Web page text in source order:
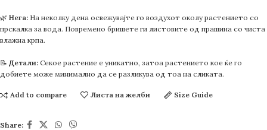
🌿 Нега: На неколку дена освежувајте го воздухот околу растението со
прскалка за вода. Повремено бришете ги листовите од прашина со чиста
влажна крпа.
📝 Детали: Секое растение е уникатно, затоа растението кое ќе го
добиете може минимално да се разликува од тоа на сликата.
Add to compare Листа на желби Size Guide
Share: